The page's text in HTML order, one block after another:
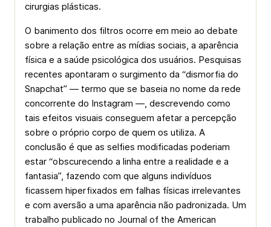
cirurgias plásticas.
O banimento dos filtros ocorre em meio ao debate
sobre a relação entre as mídias sociais, a aparência
física e a saúde psicológica dos usuários. Pesquisas
recentes apontaram o surgimento da “dismorfia do
Snapchat” — termo que se baseia no nome da rede
concorrente do Instagram —, descrevendo como
tais efeitos visuais conseguem afetar a percepção
sobre o próprio corpo de quem os utiliza. A
conclusão é que as selfies modificadas poderiam
estar “obscurecendo a linha entre a realidade e a
fantasia”, fazendo com que alguns indivíduos
ficassem hiperfixados em falhas físicas irrelevantes
e com aversão a uma aparência não padronizada. Um
trabalho publicado no Journal of the American